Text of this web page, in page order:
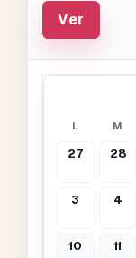
Ver
L M
27 28
3 4
10 11